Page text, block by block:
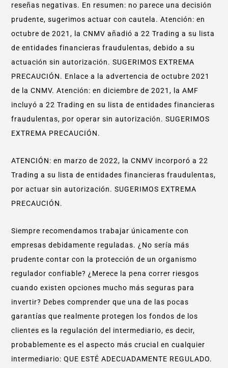
reseñas negativas. En resumen: no parece una decisión
prudente, sugerimos actuar con cautela. Atención: en
octubre de 2021, la CNMV añadió a 22 Trading a su lista
de entidades financieras fraudulentas, debido a su
actuación sin autorización. SUGERIMOS EXTREMA
PRECAUCIÓN. Enlace a la advertencia de octubre 2021
de la CNMV. Atención: en diciembre de 2021, la AMF
incluyó a 22 Trading en su lista de entidades financieras
fraudulentas, por operar sin autorización. SUGERIMOS
EXTREMA PRECAUCIÓN.
ATENCIÓN: en marzo de 2022, la CNMV incorporó a 22
Trading a su lista de entidades financieras fraudulentas,
por actuar sin autorización. SUGERIMOS EXTREMA
PRECAUCIÓN.
Siempre recomendamos trabajar únicamente con
empresas debidamente reguladas. ¿No sería más
prudente contar con la protección de un organismo
regulador confiable? ¿Merece la pena correr riesgos
cuando existen opciones mucho más seguras para
invertir? Debes comprender que una de las pocas
garantías que realmente protegen los fondos de los
clientes es la regulación del intermediario, es decir,
probablemente es el aspecto más crucial en cualquier
intermediario: QUE ESTÉ ADECUADAMENTE REGULADO.